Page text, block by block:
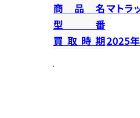
商品名マト
型番
買取時期2025